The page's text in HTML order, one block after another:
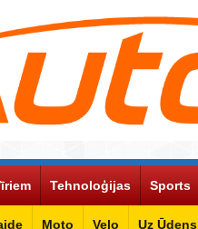
Moto Velo Uz Ūdens
Tehnoloģijas Sports